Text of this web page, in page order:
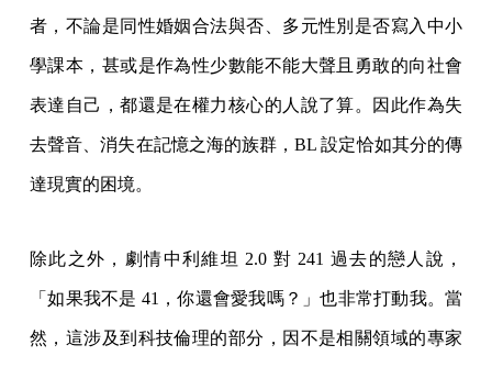
者，不論是同性婚姻合法與否、多元性別是否寫入中小
學課本，甚或是作為性少數能不能大聲且勇敢的向社會
表達自己，都還是在權力核心的人說了算。因此作為失
去聲音、消失在記憶之海的族群，BL 設定恰如其分的傳
達現實的困境。
除此之外，劇情中利維坦 2.0 對 241 過去的戀人說，
「如果我不是 41，你還會愛我嗎？」也非常打動我。當
然，這涉及到科技倫理的部分，因不是相關領域的專家